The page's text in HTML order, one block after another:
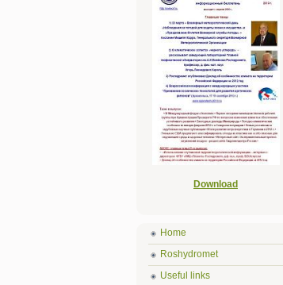
Download
Home
Roshydromet
Useful links